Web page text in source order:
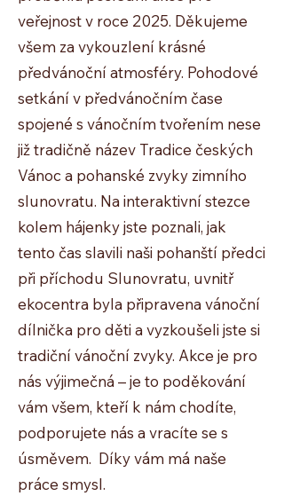
veřejnost v roce 2025. Děkujeme
všem za vykouzlení krásné
předvánoční atmosféry. Pohodové
setkání v předvánočním čase
spojené s vánočním tvořením nese
již tradičně název Tradice českých
Vánoc a pohanské zvyky zimního
slunovratu. Na interaktivní stezce
kolem hájenky jste poznali, jak
tento čas slavili naši pohanští předci
při příchodu Slunovratu, uvnitř
ekocentra byla připravena vánoční
dílnička pro děti a vyzkoušeli jste si
tradiční vánoční zvyky. Akce je pro
nás výjimečná – je to poděkování
vám všem, kteří k nám chodíte,
podporujete nás a vracíte se s
úsměvem. Díky vám má naše
práce smysl.